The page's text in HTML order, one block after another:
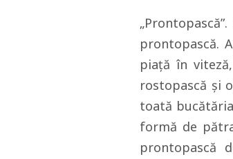
prontopască.
piaţă în
rostopască şi
toată
formă de
prontopască